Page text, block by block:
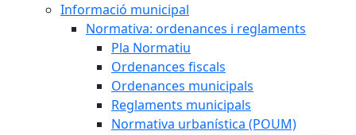
Informació municipal
Normativa: ordenances i reglaments
Pla Normatiu
Ordenances fiscals
Ordenances municipals
Reglaments municipals
Normativa urbanística (POUM)